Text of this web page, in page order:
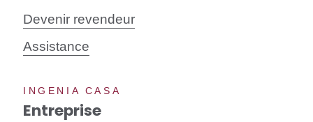
Devenir revendeur
Assistance
INGENIA CASA
Entreprise